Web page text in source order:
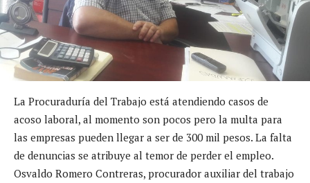
La Procuraduría del Trabajo está atendiendo casos de
acoso laboral, al momento son pocos pero la multa para
las empresas pueden llegar a ser de 300 mil pesos. La falta
de denuncias se atribuye al temor de perder el empleo.
Osvaldo Romero Contreras, procurador auxiliar del trabajo